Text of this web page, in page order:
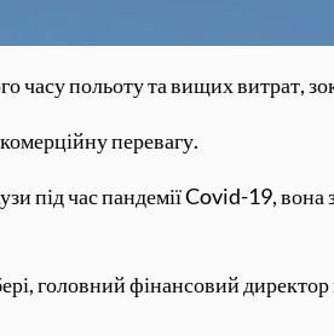
польоту та вищих витрат,
перевагу.
під час пандемії Covid-19, вона
головний фінансовий